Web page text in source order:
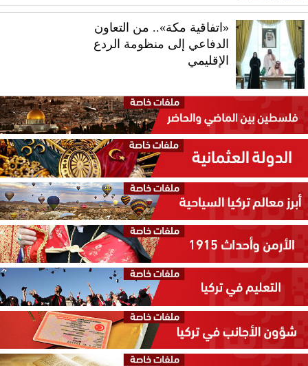
«اتفاقية مكة».. من التعاون
الدفاعي إلى منظومة الردع
الإقليمي